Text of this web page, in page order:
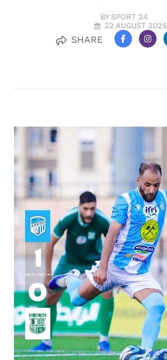
BY SPORT 24
22 AUGUST 2025
SHARE